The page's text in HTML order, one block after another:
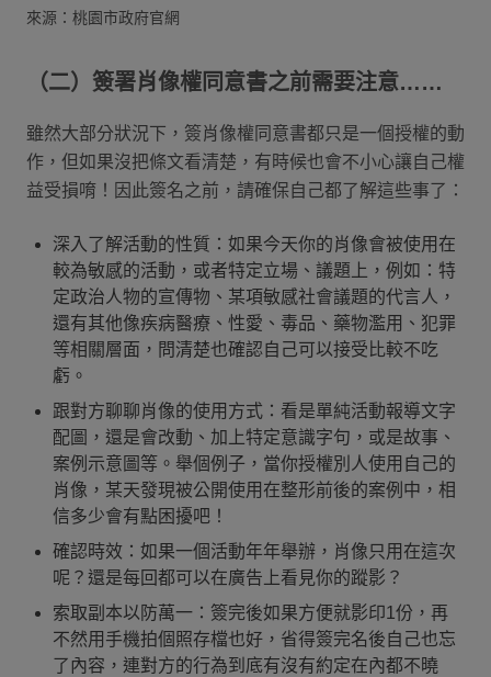
來源：桃園市政府官網
（二）簽署肖像權同意書之前需要注意……
雖然大部分狀況下，簽肖像權同意書都只是一個授權的動
作，但如果沒把條文看清楚，有時候也會不小心讓自己權
益受損唷！因此簽名之前，請確保自己都了解這些事了：
深入了解活動的性質：如果今天你的肖像會被使用在
較為敏感的活動，或者特定立場、議題上，例如：特
定政治人物的宣傳物、某項敏感社會議題的代言人，
還有其他像疾病醫療、性愛、毒品、藥物濫用、犯罪
等相關層面，問清楚也確認自己可以接受比較不吃
虧。
跟對方聊聊肖像的使用方式：看是單純活動報導文字
配圖，還是會改動、加上特定意識字句，或是故事、
案例示意圖等。舉個例子，當你授權別人使用自己的
肖像，某天發現被公開使用在整形前後的案例中，相
信多少會有點困擾吧！
確認時效：如果一個活動年年舉辦，肖像只用在這次
呢？還是每回都可以在廣告上看見你的蹤影？
索取副本以防萬一：簽完後如果方便就影印1份，再
不然用手機拍個照存檔也好，省得簽完名後自己也忘
了內容，連對方的行為到底有沒有約定在內都不曉